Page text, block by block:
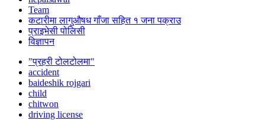
Team
कटारीमा लागुऔषध गाँजा सहित १ जना पक्राउ
प्राइभेसी पोलिसी
विज्ञापन
"प्रहरी टोलटोलमा"
accident
baideshik rojgari
child
chitwon
driving license